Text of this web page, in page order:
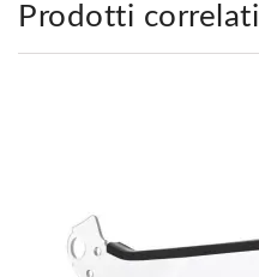
Prodotti correlati